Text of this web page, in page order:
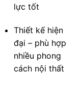
lực tốt
Thiết kế hiện
đại – phù hợp
nhiều phong
cách nội thất